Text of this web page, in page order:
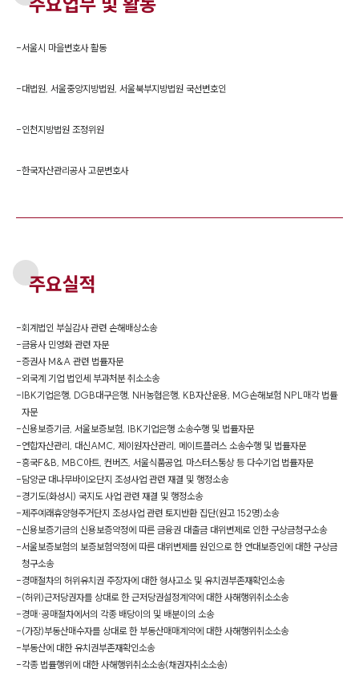
-서울시 마을변호사 활동
-대법원, 서울중앙지방법원, 서울북부지방법원 국선변호인
-인천지방법원 조정위원
-한국자산관리공사 고문변호사
주요실적
-회계법인 부실감사 관련 손해배상소송
-금융사 민영화 관련 자문
-증권사 M&A 관련 법률자문
-외국계 기업 법인세 부과처분 취소소송
-IBK기업은행, DGB대구은행, NH농협은행, KB자산운용, MG손해보험 NPL매각 법률
자문
-신용보증기금, 서울보증보험, IBK기업은행 소송수행 및 법률자문
-연합자산관리, 대신AMC, 제이원자산관리, 메이트플러스 소송수행 및 법률자문
-흥국F&B, MBC아트, 컨버즈, 서울식품공업, 마스터스통상 등 다수기업 법률자문
-담양군 대나무바이오단지 조성사업 관련 재결 및 행정소송
-경기도(화성시) 국지도 사업 관련 재결 및 행정소송
-제주예래휴양형주거단지 조성사업 관련 토지반환 집단(원고 152명)소송
-신용보증기금의 신용보증약정에 따른 금융권 대출금 대위변제로 인한 구상금청구소송
-서울보증보험의 보증보험약정에 따른 대위변제를 원인으로 한 연대보증인에 대한 구상금
청구소송
-경매절차의 허위유치권 주장자에 대한 형사고소 및 유치권부존재확인소송
-(허위)근저당권자를 상대로 한 근저당권설정계약에 대한 사해행위취소소송
-경매·공매절차에서의 각종 배당이의 및 배분이의 소송
-(가장)부동산매수자를 상대로 한 부동산매매계약에 대한 사해행위취소소송
-부동산에 대한 유치권부존재확인소송
-각종 법률행위에 대한 사해행위취소소송(채권자취소소송)